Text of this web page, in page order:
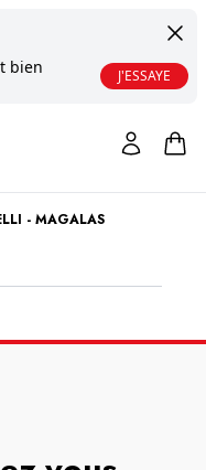
bien
J'ESSAYE
- MAGALAS